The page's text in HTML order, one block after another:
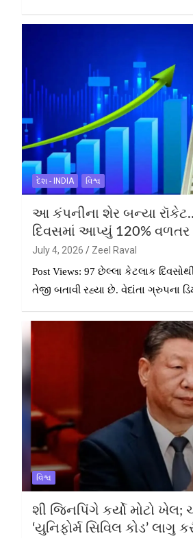
દેશ - INDIA વિશ્વ
આ કંપનીના શેર બન્યા
દિવસમાં આપ્યું 120% વળતર
July 4, 2026
Zeel Raval
Post Views: 97 છેલ્લા કેટલાક
તેજી બતાવી રહ્યા છે. વેદાંતા ગ્રુપના
વિશ્વ
શી જિનપિંગે કર્યો મોટો ખેલ;
‘યુનિફોર્મ સિવિલ કોડ’ લાગુ